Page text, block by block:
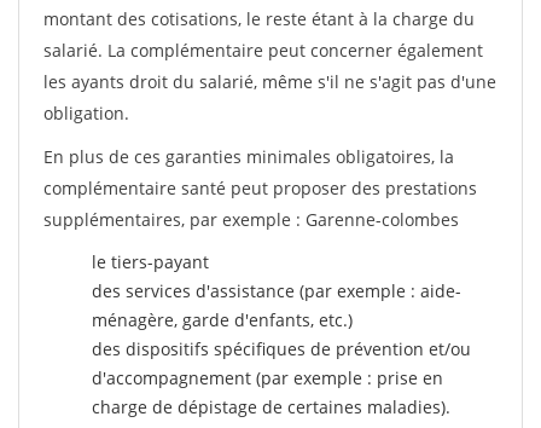
montant des cotisations, le reste étant à la charge du
salarié. La complémentaire peut concerner également
les ayants droit du salarié, même s'il ne s'agit pas d'une
obligation.
En plus de ces garanties minimales obligatoires, la
complémentaire santé peut proposer des prestations
supplémentaires, par exemple : Garenne-colombes
le tiers-payant
des services d'assistance (par exemple : aide-
ménagère, garde d'enfants, etc.)
des dispositifs spécifiques de prévention et/ou
d'accompagnement (par exemple : prise en
charge de dépistage de certaines maladies).